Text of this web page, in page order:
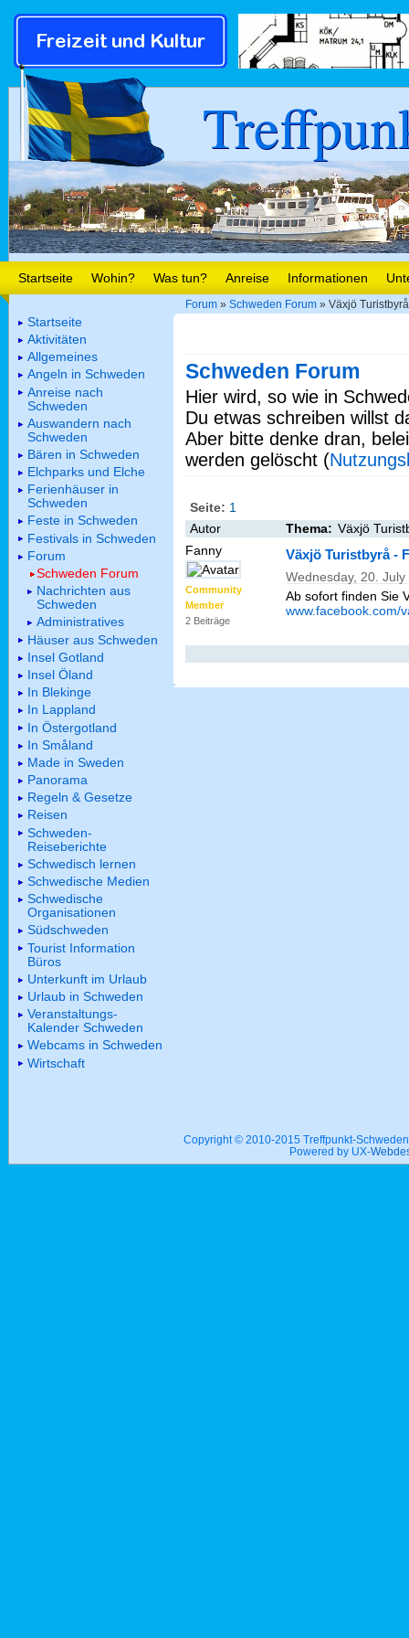
Startseite Wohin? Was tun? Anreise Informationen
Forum » Schweden Forum » Växjö
Schweden Forum
Hier wird, so wie in
Du etwas schreiben willst
Aber bitte denke dran,
werden gelöscht (
Seite: 1
Autor
Thema: Växjö
Fanny
Community
Member
2 Beiträge
Växjö Turistbyrå -
Wednesday, 20.
Ab sofort finden Sie
www.facebook.com/
Startseite
Aktivitäten
Allgemeines
Angeln in Schweden
Anreise nach
Schweden
Auswandern nach
Schweden
Bären in Schweden
Elchparks und Elche
Ferienhäuser in
Schweden
Feste in Schweden
Festivals in Schweden
Forum
Schweden Forum
Nachrichten aus
Schweden
Administratives
Häuser aus Schweden
Insel Gotland
Insel Öland
In Blekinge
In Lappland
In Östergotland
In Småland
Made in Sweden
Panorama
Regeln & Gesetze
Reisen
Schweden-
Reiseberichte
Schwedisch lernen
Schwedische Medien
Schwedische
Organisationen
Südschweden
Tourist Information
Büros
Unterkunft im Urlaub
Urlaub in Schweden
Veranstaltungs-
Kalender Schweden
Webcams in Schweden
Wirtschaft
Copyright © 2010-2015 Treffpunkt-
Powered by UX-